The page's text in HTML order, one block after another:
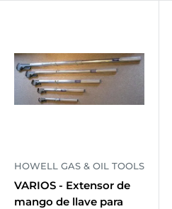
HOWELL GAS & OIL TOOLS
VARIOS - Extensor de
mango de llave para